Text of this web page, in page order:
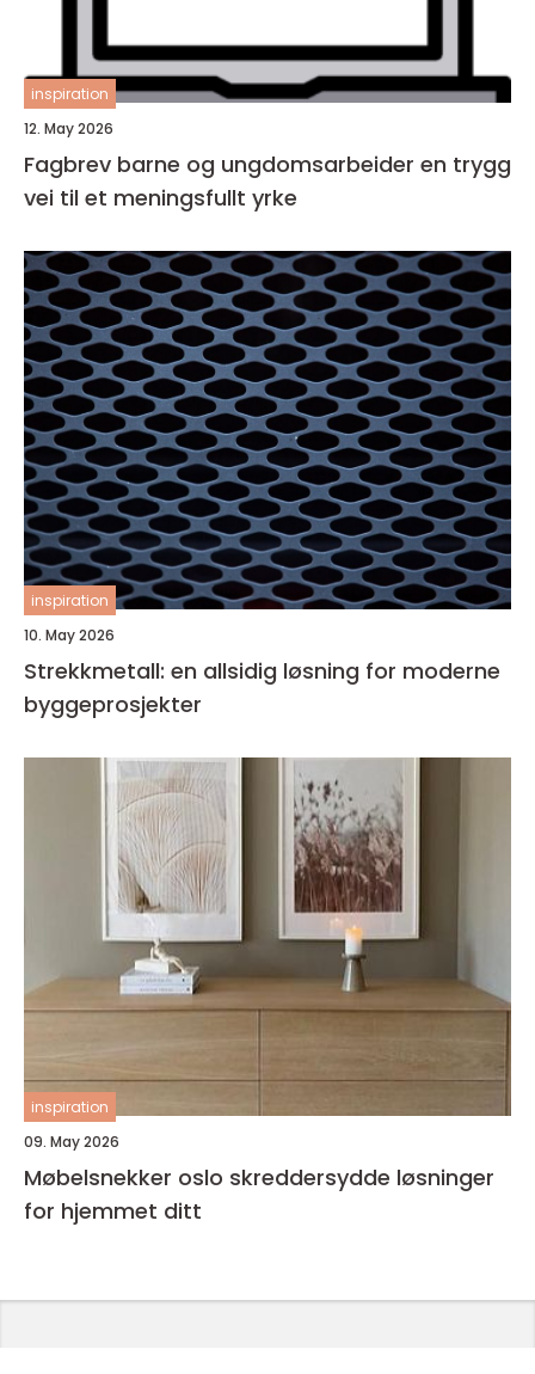
inspiration
12. May 2026
Fagbrev barne og ungdomsarbeider en trygg
vei til et meningsfullt yrke
inspiration
10. May 2026
Strekkmetall: en allsidig løsning for moderne
byggeprosjekter
inspiration
09. May 2026
Møbelsnekker oslo skreddersydde løsninger
for hjemmet ditt